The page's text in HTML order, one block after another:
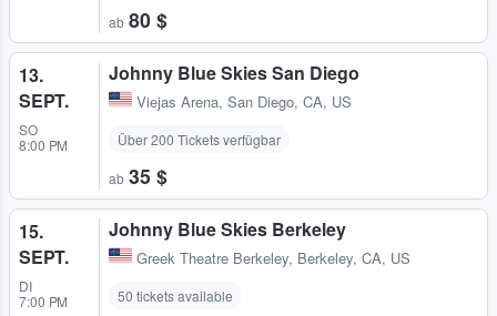
ab 80 $
13.
SEPT.
SO
8:00 PM
Johnny Blue Skies San Diego
Viejas Arena, San Diego, CA, US
Über 200 Tickets verfügbar
ab 35 $
15.
SEPT.
DI
7:00 PM
Johnny Blue Skies Berkeley
Greek Theatre Berkeley, Berkeley, CA, US
50 tickets available